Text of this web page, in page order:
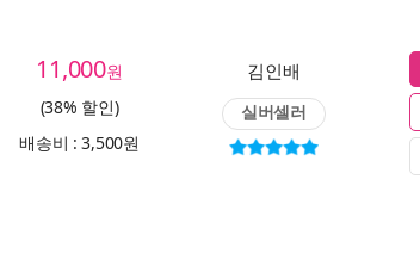
11,000원
(38% 할인)
배송비 : 3,500원
김인배
실버셀러